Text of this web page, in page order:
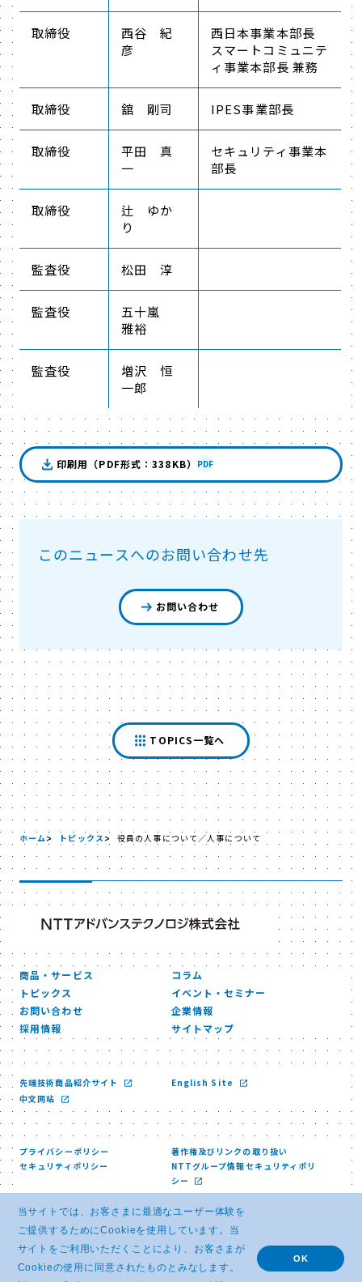
取締役
西谷 紀
彦
西日本事業本部長
スマートコミュニテ
ィ事業本部長 兼務
取締役 舘 剛司 IPES事業部長
取締役
平田 真
一
セキュリティ事業本
部長
取締役
辻 ゆか
り
監査役 松田 淳
監査役
五十嵐
雅裕
監査役
増沢 恒
一郎
印刷用（PDF形式：338KB） PDF
このニュースへのお問い合わせ先
お問い合わせ
TOPICS一覧へ
ホーム トピックス 役員の人事について／人事について
商品・サービス
コラム
トピックス
イベント・セミナー
お問い合わせ
企業情報
採用情報
サイトマップ
先端技術商品紹介サイト
English Site
中文网站
プライバシーポリシー
著作権及びリンクの取り扱い
セキュリティポリシー
NTTグループ情報セキュリティポリ
シー
© NTT ADVANCED TECHNOLOGY CORPORATION
当サイトでは、お客さまに最適なユーザー体験を
ご提供するためにCookieを使用しています。当
サイトをご利用いただくことにより、お客さまが
Cookieの使用に同意されたものとみなします。
OK